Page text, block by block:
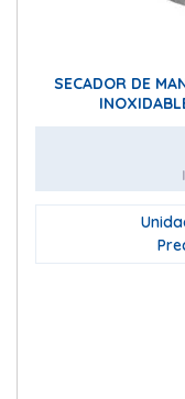
SECADOR DE